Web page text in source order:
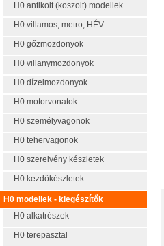
H0 antikolt (koszolt) modellek
H0 villamos, metro, HÉV
H0 gőzmozdonyok
H0 villanymozdonyok
H0 dízelmozdonyok
H0 motorvonatok
H0 személyvagonok
H0 tehervagonok
H0 szerelvény készletek
H0 kezdőkészletek
H0 modellek - kiegészítők
H0 alkatrészek
H0 terepasztal